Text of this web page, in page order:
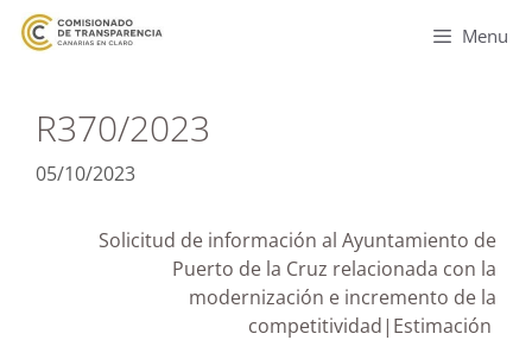
Menu
R370/2023
05/10/2023
Solicitud de información al Ayuntamiento de
Puerto de la Cruz relacionada con la
modernización e incremento de la
competitividad|Estimación